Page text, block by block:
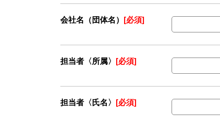
会社名（団体名） [必須]
担当者〈所属〉 [必須]
担当者〈氏名〉 [必須]